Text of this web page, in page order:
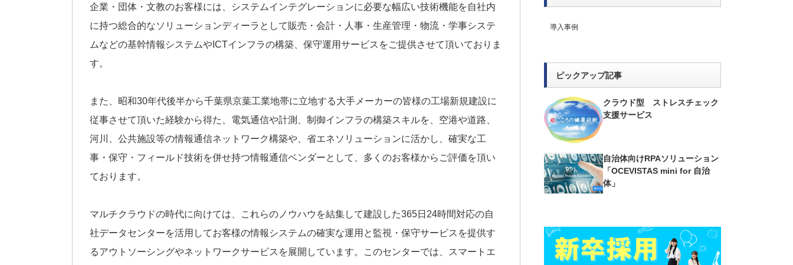
企業・団体・文教のお客様には、システムインテグレーションに必要な幅広い技術機能を自社内
に持つ総合的なソリューションディーラとして販売・会計・人事・生産管理・物流・学事システ
ムなどの基幹情報システムやICTインフラの構築、保守運用サービスをご提供させて頂いておりま
す。
また、昭和30年代後半から千葉県京葉工業地帯に立地する大手メーカーの皆様の工場新規建設に
従事させて頂いた経験から得た、電気通信や計測、制御インフラの構築スキルを、空港や道路、
河川、公共施設等の情報通信ネットワーク構築や、省エネソリューションに活かし、確実な工
事・保守・フィールド技術を併せ持つ情報通信ベンダーとして、多くのお客様からご評価を頂い
ております。
マルチクラウドの時代に向けては、これらのノウハウを結集して建設した365日24時間対応の自
社データセンターを活用してお客様の情報システムの確実な運用と監視・保守サービスを提供す
るアウトソーシングやネットワークサービスを展開しています。このセンターでは、スマートエ
導入事例
ピックアップ記事
クラウド型 ストレスチェック
支援サービス
自治体向けRPAソリューション
「OCEVISTAS mini for 自治
体」